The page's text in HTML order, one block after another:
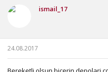
ismail_17
24.08.2017